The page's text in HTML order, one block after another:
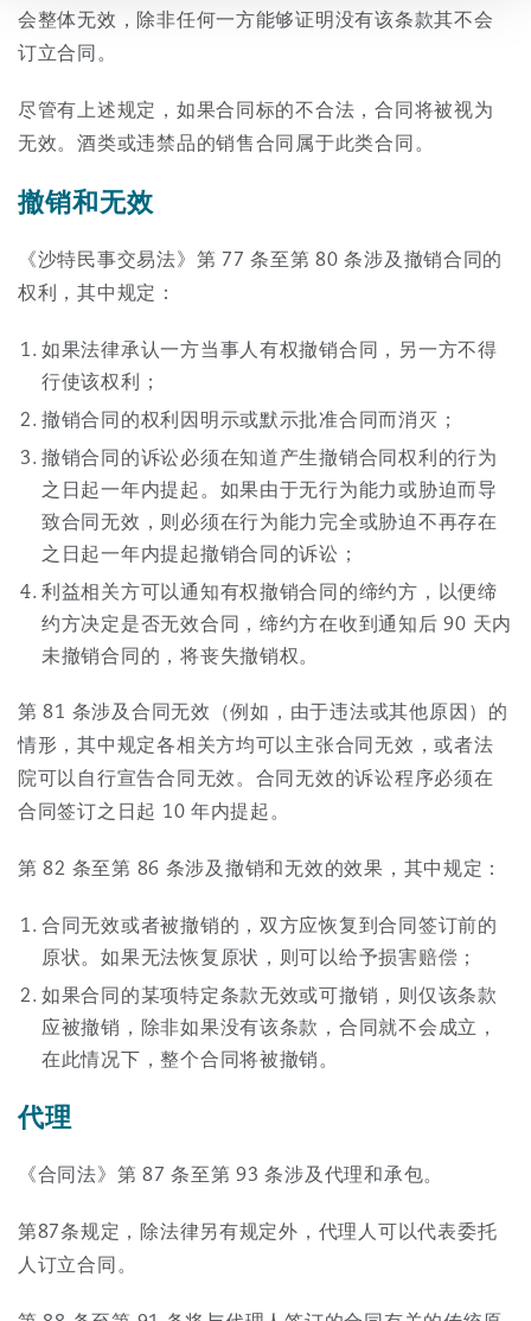
会整体无效，除非任何一方能够证明没有该条款其不会
订立合同。
尽管有上述规定，如果合同标的不合法，合同将被视为
无效。酒类或违禁品的销售合同属于此类合同。
撤销和无效
《沙特民事交易法》第 77 条至第 80 条涉及撤销合同的
权利，其中规定：
如果法律承认一方当事人有权撤销合同，另一方不得
行使该权利；
撤销合同的权利因明示或默示批准合同而消灭；
撤销合同的诉讼必须在知道产生撤销合同权利的行为
之日起一年内提起。如果由于无行为能力或胁迫而导
致合同无效，则必须在行为能力完全或胁迫不再存在
之日起一年内提起撤销合同的诉讼；
利益相关方可以通知有权撤销合同的缔约方，以便缔
约方决定是否无效合同，缔约方在收到通知后 90 天内
未撤销合同的，将丧失撤销权。
第 81 条涉及合同无效（例如，由于违法或其他原因）的
情形，其中规定各相关方均可以主张合同无效，或者法
院可以自行宣告合同无效。合同无效的诉讼程序必须在
合同签订之日起 10 年内提起。
第 82 条至第 86 条涉及撤销和无效的效果，其中规定：
合同无效或者被撤销的，双方应恢复到合同签订前的
原状。如果无法恢复原状，则可以给予损害赔偿；
如果合同的某项特定条款无效或可撤销，则仅该条款
应被撤销，除非如果没有该条款，合同就不会成立，
在此情况下，整个合同将被撤销。
代理
《合同法》第 87 条至第 93 条涉及代理和承包。
第87条规定，除法律另有规定外，代理人可以代表委托
人订立合同。